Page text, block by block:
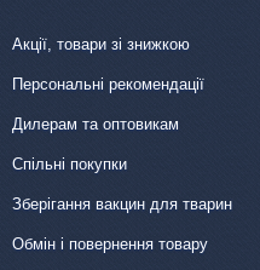
Акції, товари зі знижкою
Персональні рекомендації
Дилерам та оптовикам
Спільні покупки
Зберігання вакцин для тварин
Обмін і повернення товару